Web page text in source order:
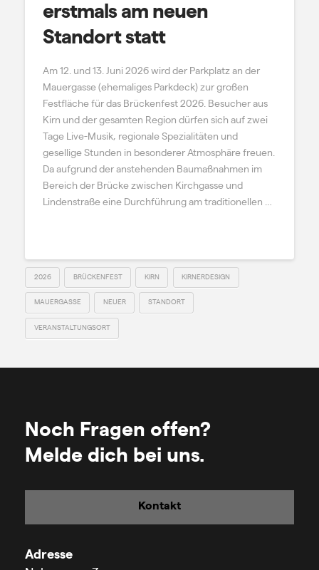
erstmals am neuen
Standort statt
Am 12. und 13. Juni 2026 wird der Parkplatz an der
Mauergasse (ehemaliges Parkdeck) zur großen
Festfläche für das Brückenfest 2026. Besucher aus
Kirn und der gesamten Region dürfen sich auf zwei
Tage Live-Musik, regionale Spezialitäten und
gesellige Stunden in besonderer Atmosphäre freuen.
Da aufgrund der anstehenden Baumaßnahmen im
Bereich der Brücke zwischen Kirchgasse und
Lindenstraße eine Durchführung am traditionellen …
2026 BRÜCKENFEST KIRN KIRNERDESIGN
MAUERGASSE NEUER STANDORT
VERANSTALTUNGSORT
Noch Fragen offen?
Melde dich bei uns.
Kontakt
Adresse